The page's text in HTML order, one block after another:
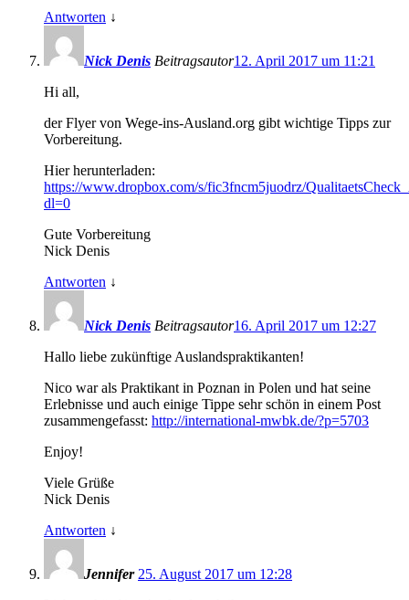
Antworten ↓
Nick Denis Beitragsautor12. April 2017 um 11:21
Hi all,
der Flyer von Wege-ins-Ausland.org gibt wichtige Tipps zur
Vorbereitung.
Hier herunterladen:
https://www.dropbox.com/s/fic3fncm5juodrz/
dl=0
Gute Vorbereitung
Nick Denis
Antworten ↓
Nick Denis Beitragsautor16. April 2017 um 12:27
Hallo liebe zukünftige Auslandspraktikanten!
Nico war als Praktikant in Poznan in Polen und hat seine
Erlebnisse und auch einige Tippe sehr schön in einem Post
zusammengefasst: http://international-mwbk.de/?p=5703
Enjoy!
Viele Grüße
Nick Denis
Antworten ↓
Jennifer 25. August 2017 um 12:28